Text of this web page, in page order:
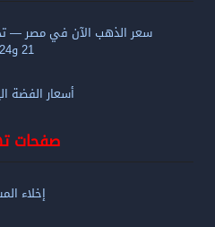
سعر الذهب الآن في مصر —
21 و24 و18
أسعار الفضة
صفحات
إخلاء